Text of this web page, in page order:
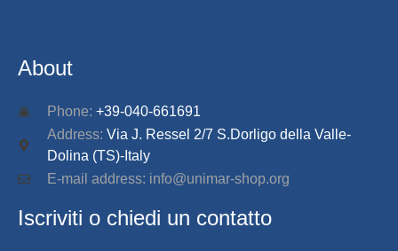
About
Phone: +39-040-661691
Address: Via J. Ressel 2/7 S.Dorligo della Valle-
Dolina (TS)-Italy
E-mail address: info@unimar-shop.org
Iscriviti o chiedi un contatto